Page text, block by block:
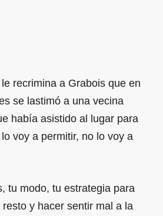
recrimina a Grabois que en
se lastimó a una vecina
había asistido al lugar para
voy a permitir, no lo voy a
tu modo, tu estrategia para
y hacer sentir mal a la